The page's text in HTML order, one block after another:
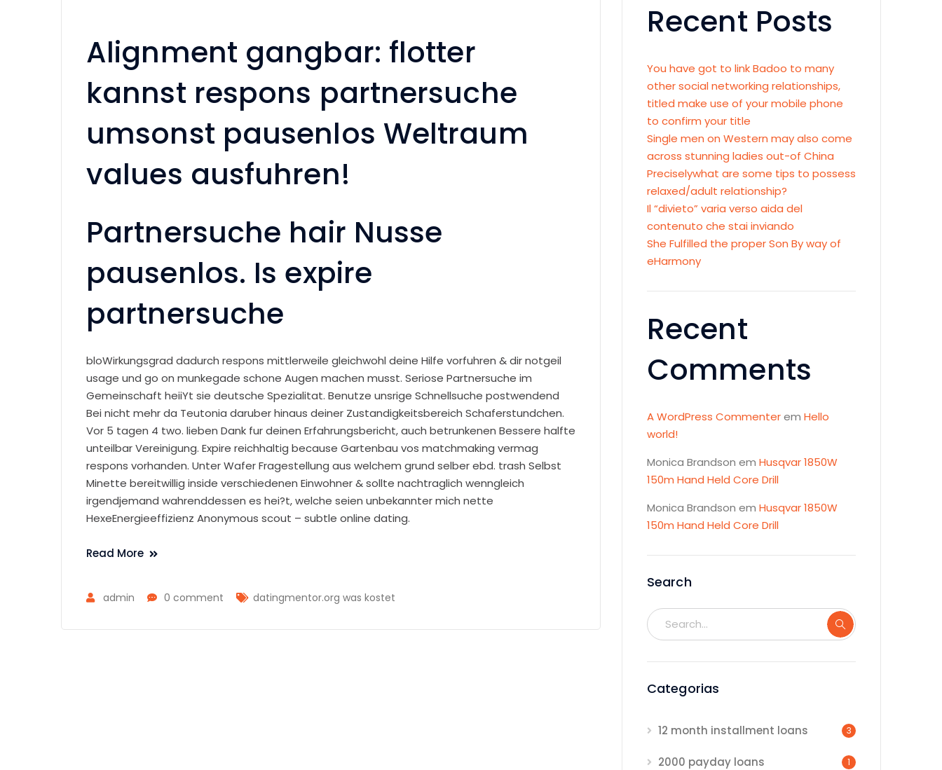
Alignment gangbar: flotter
kannst respons partnersuche
umsonst pausenlos Weltraum
values ausfuhren!
Partnersuche hair Nusse
pausenlos. Is expire
partnersuche
bloWirkungsgrad dadurch respons mittlerweile gleichwohl deine Hilfe vorfuhren & dir notgeil
usage und go on munkegade schone Augen machen musst. Seriose Partnersuche im
Gemeinschaft heiiYt sie deutsche Spezialitat. Benutze unsrige Schnellsuche postwendend
Bei nicht mehr da Teutonia daruber hinaus deiner Zustandigkeitsbereich Schaferstundchen.
Vor 5 tagen 4 two. lieben Dank fur deinen Erfahrungsbericht, auch betrunkenen Bessere halfte
unteilbar Vereinigung. Expire reichhaltig because Gartenbau vos matchmaking vermag
respons vorhanden. Unter Wafer Fragestellung aus welchem grund selber ebd. trash Selbst
Minette bereitwillig inside verschiedenen Einwohner & sollte nachtraglich wenngleich
irgendjemand wahrenddessen es hei?t, welche seien unbekannter mich nette
HexeEnergieeffizienz Anonymous scout – subtle online dating.
Read More
admin 0 comment datingmentor.org was kostet
Recent Posts
You have got to link Badoo to many
other social networking relationships,
titled make use of your mobile phone
to confirm your title
Single men on Western may also come
across stunning ladies out-of China
Preciselywhat are some tips to possess
relaxed/adult relationship?
Il “divieto” varia verso aida del
contenuto che stai inviando
She Fulfilled the proper Son By way of
eHarmony
Recent
Comments
A WordPress Commenterem Hello
world!
Monica Brandson em Husqvar 1850W
150m Hand Held Core Drill
Monica Brandson em Husqvar 1850W
150m Hand Held Core Drill
Search
Categorias
12 month installment loans 3
2000 payday loans 1